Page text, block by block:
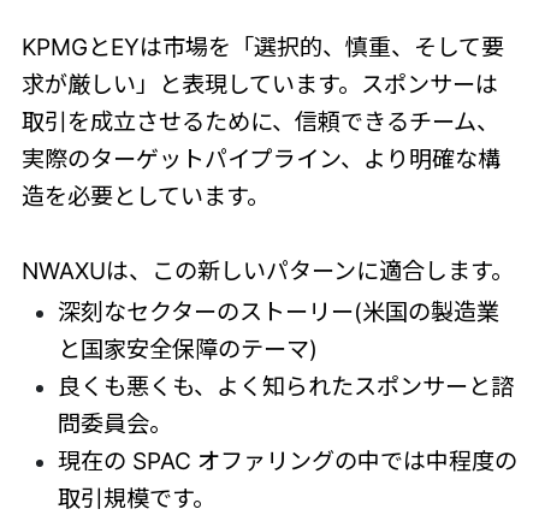
KPMGとEYは市場を「選択的、慎重、そして要
求が厳しい」と表現しています。スポンサーは
取引を成立させるために、信頼できるチーム、
実際のターゲットパイプライン、より明確な構
造を必要としています。
NWAXUは、この新しいパターンに適合します。
深刻なセクターのストーリー(米国の製造業
と国家安全保障のテーマ)
良くも悪くも、よく知られたスポンサーと諮
問委員会。
現在の SPAC オファリングの中では中程度の
取引規模です。